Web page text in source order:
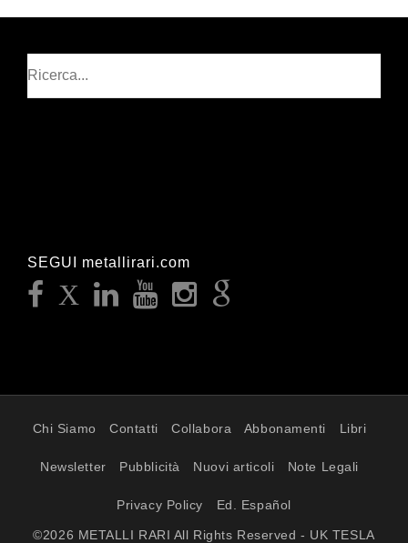
SEGUI metallirari.com
Chi Siamo Contatti Collabora Abbonamenti Libri
Newsletter Pubblicità Nuovi articoli Note Legali
Privacy Policy Ed. Español
©2026 METALLI RARI All Rights Reserved - UK TESLA